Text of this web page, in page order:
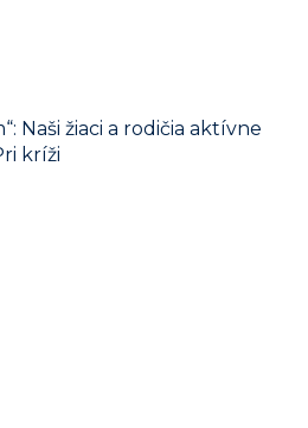
Naši žiaci a rodičia aktívne
kríži